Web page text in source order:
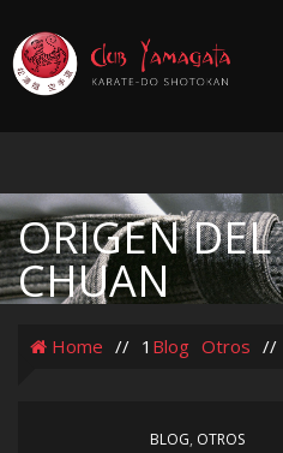
ORIGEN
CHUAN
Home // 1 Blog Otros //
BLOG, OTROS